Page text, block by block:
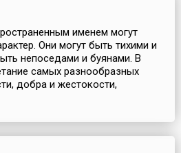
именем могут
Они могут быть тихими и
непоседами и буянами. В
самых разнообразных
добра и жестокости,